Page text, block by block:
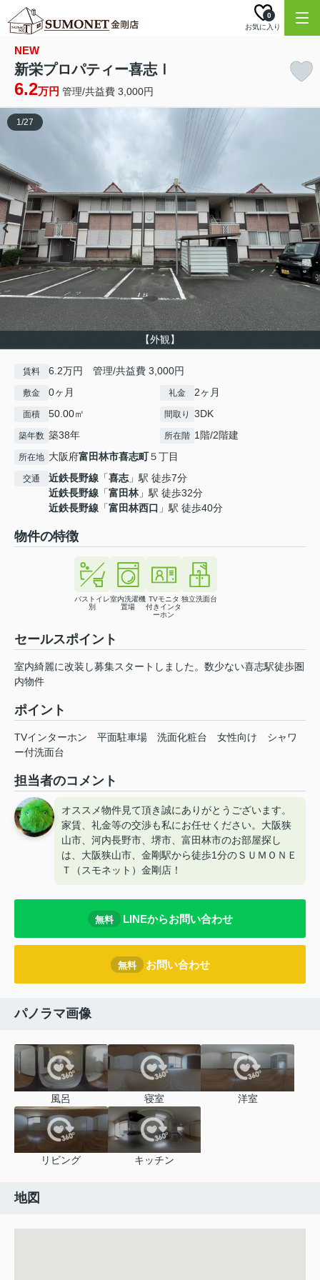
お気に入り
0
NEW
新栄プロパティー喜志Ⅰ
6.2万円 管理/共益費 3,000円
【外観】
1/27
賃料 6.2万円 管理/共益費 3,000円
敷金 0ヶ月 礼金 2ヶ月
面積 50.00㎡ 間取り 3DK
築年数 築38年 所在階 1階/2階建
所在地 大阪府富田林市喜志町５丁目
交通 近鉄長野線 「喜志」駅 徒歩7分
近鉄長野線 「富田林」駅 徒歩32分
近鉄長野線 「富田林西口 」駅 徒歩40分
物件の特徴
バストイレ
別
室内洗濯機
置場
TVモニタ
付きインタ
ーホン
独立洗面台
セールスポイント
室内綺麗に改装し募集スタートしました。数少ない喜志駅徒歩圏
内物件
ポイント
TVインターホン 平面駐車場 洗面化粧台 女性向け
シャワ
ー付洗面台
担当者のコメント
オススメ物件見て頂き誠にありがとうございます。
家賃、礼金等の交渉も私にお任せください。大阪狭
山市、河内長野市、堺市、富田林市のお部屋探し
は、大阪狭山市、金剛駅から徒歩1分のＳＵＭＯＮＥ
Ｔ（スモネット）金剛店！
無料 LINEからお問い合わせ
無料 お問い合わせ
パノラマ画像
風呂 寝室 洋室
リビング キッチン
地図